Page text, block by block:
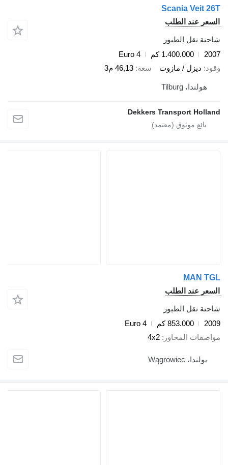
Scania Veit 26T
السعر عند الطلب
شاحنة نقل الطيور
2007
1.400.000 كم
Euro 4
وقود ديزل / مازوت سعة 46,13 م3
هولندا، Tilburg
Dekkers Transport Holland
MAN TGL
السعر عند الطلب
شاحنة نقل الطيور
2009
853.000 كم
Euro 4
مواصفات المحاور
4x2
بولندا، Wągrowiec